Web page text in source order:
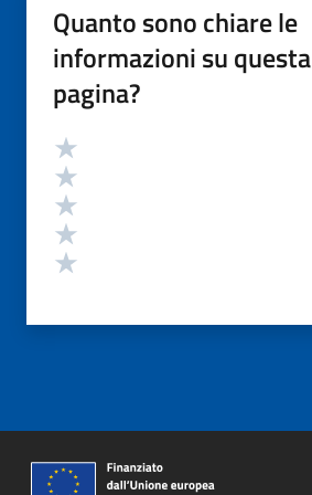
Quanto sono chiare le
informazioni su questa
pagina?
Valutazione